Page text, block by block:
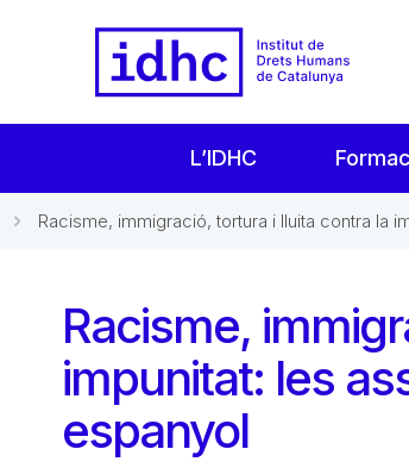
L’IDHC
Racisme, immigració, tortura i lluita contra la
Racisme,
impunitat: les
espanyol